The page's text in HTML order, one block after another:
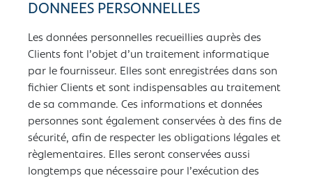
DONNEES PERSONNELLES
Les données personnelles recueillies auprès des
Clients font l’objet d’un traitement informatique
par le fournisseur. Elles sont enregistrées dans son
fichier Clients et sont indispensables au traitement
de sa commande. Ces informations et données
personnes sont également conservées à des fins de
sécurité, afin de respecter les obligations légales et
règlementaires. Elles seront conservées aussi
longtemps que nécessaire pour l’exécution des